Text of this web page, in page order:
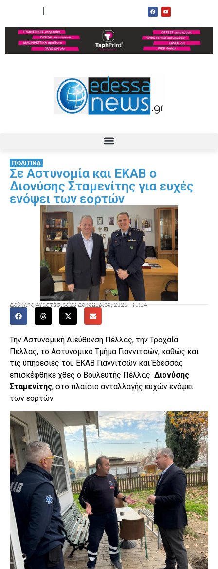
ΠΟΛΙΤΙΚΑ
Σε Αστυνομία και ΕΚΑΒ ο
Διονύσης Σταμενίτης για ευχές
ενόψει των εορτών
Δούκλης Αναστάσιος 23 Δεκεμβρίου, 2025 - 15:34
Την Αστυνομική Διεύθυνση Πέλλας, την Τροχαία
Πέλλας, το Αστυνομικό Τμήμα Γιαννιτσών, καθώς και
τις υπηρεσίες του ΕΚΑΒ Γιαννιτσών και Έδεσσας
επισκέφθηκε χθες ο Βουλευτής Πέλλας Διονύσης
Σταμενίτης, στο πλαίσιο ανταλλαγής ευχών ενόψει
των εορτών.